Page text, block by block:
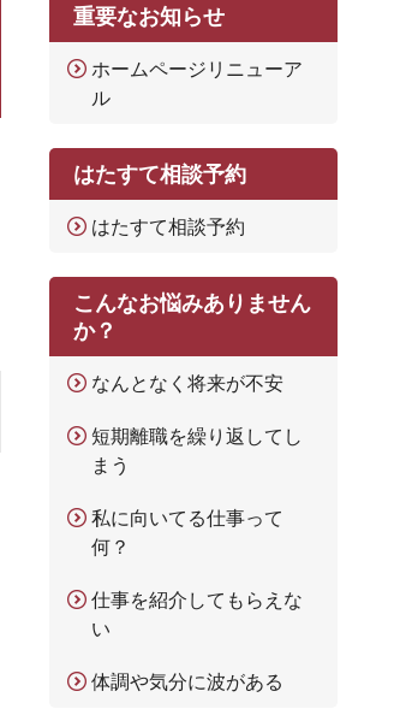
重要なお知らせ
ホームページリニューア
ル
はたすて相談予約
はたすて相談予約
こんなお悩みありません
か？
なんとなく将来が不安
短期離職を繰り返してし
まう
私に向いてる仕事って
何？
仕事を紹介してもらえな
い
体調や気分に波がある